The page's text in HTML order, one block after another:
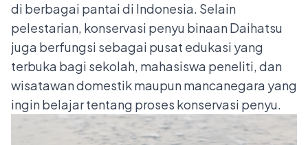
di berbagai pantai di Indonesia. Selain
pelestarian, konservasi penyu binaan Daihatsu
juga berfungsi sebagai pusat edukasi yang
terbuka bagi sekolah, mahasiswa peneliti, dan
wisatawan domestik maupun mancanegara yang
ingin belajar tentang proses konservasi penyu.